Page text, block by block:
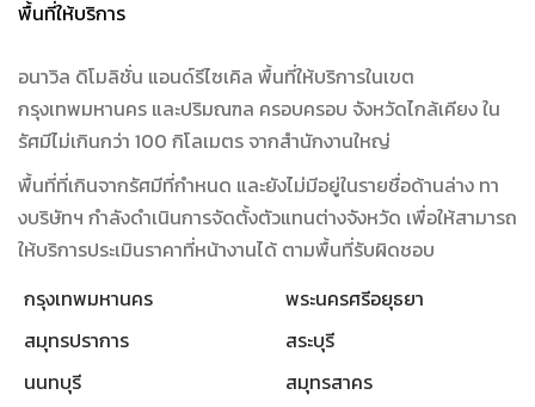
พื้นที่ให้บริการ
อนาวิล ดิโมลิชั่น แอนด์รีไซเคิล พื้นที่ให้บริการในเขต
กรุงเทพมหานคร และปริมณฑล ครอบครอบ จังหวัดไกล้เคียง ใน
รัศมีไม่เกินกว่า 100 กิโลเมตร จากสำนักงานใหญ่
พื้นที่ที่เกินจากรัศมีที่กำหนด และยังไม่มีอยู่ในรายชื่อด้านล่าง ทา
งบริษัทฯ กำลังดำเนินการจัดตั้งตัวแทนต่างจังหวัด เพื่อให้สามารถ
ให้บริการประเมินราคาที่หน้างานได้ ตามพื้นที่รับผิดชอบ
กรุงเทพมหานคร
พระนครศรีอยุธยา
สมุทรปราการ
สระบุรี
นนทบุรี
สมุทรสาคร